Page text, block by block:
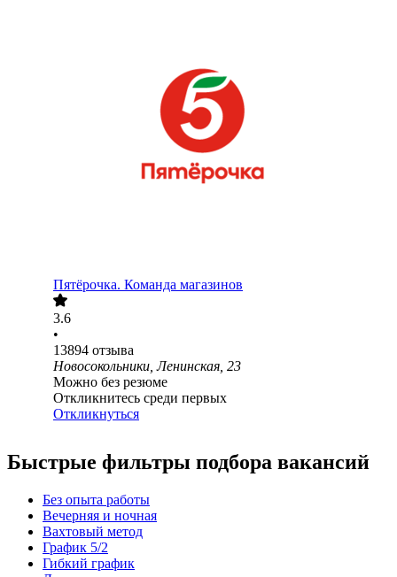
Пятёрочка. Команда магазинов
3.6
•
13894 отзыва
Новосокольники, Ленинская, 23
Можно без резюме
Откликнитесь среди первых
Откликнуться
Быстрые фильтры подбора вакансий
Без опыта работы
Вечерняя и ночная
Вахтовый метод
График 5/2
Гибкий график